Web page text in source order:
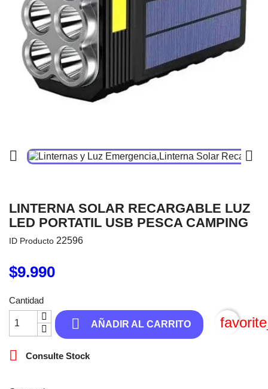
 
LINTERNA SOLAR RECARGABLE LUZ
LED PORTATIL USB PESCA CAMPING
ID Producto 22596
$9.990
Cantidad
 AÑADIR AL CARRITO
 Consulte Stock